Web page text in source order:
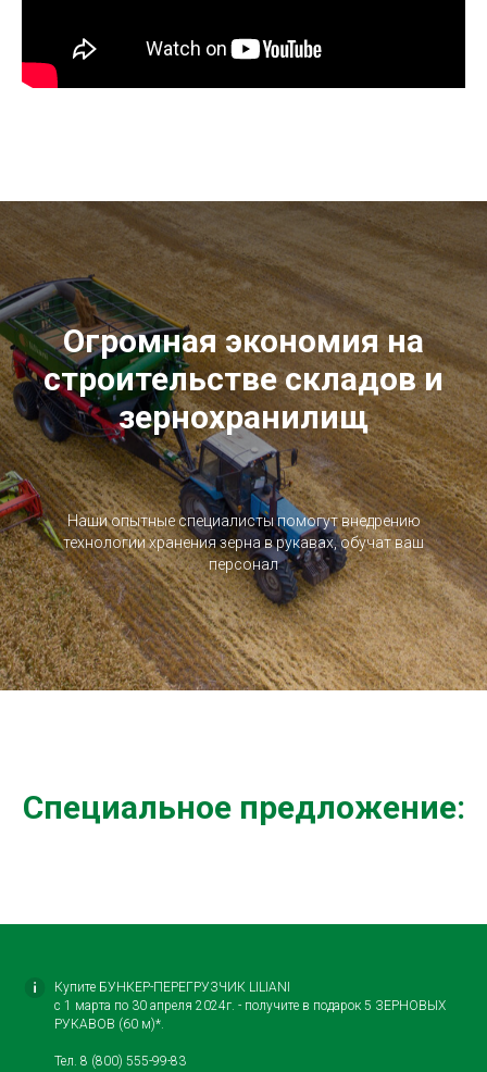
Огромная экономия на
строительстве складов и
зернохранилищ
Наши опытные специалисты помогут внедрению
технологии хранения зерна в рукавах, обучат ваш
персонал
Специальное предложение:
Купите БУНКЕР-ПЕРЕГРУЗЧИК LILIANI
с 1 марта по 30 апреля 2024г. - получите в подарок 5 ЗЕРНОВЫХ
РУКАВОВ (60 м)*.
Тел. 8 (800) 555-99-83